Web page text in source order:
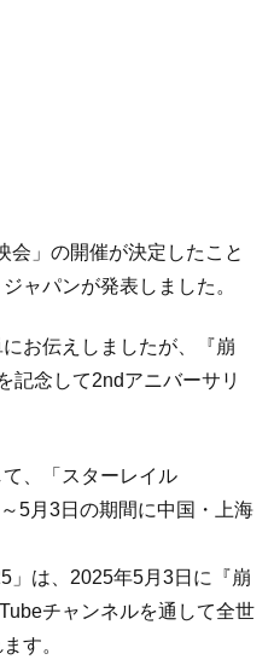
会」の開催が決定したこと
ャパンが発表しました。
お伝えしましたが、『崩
記念して2ndアニバーサリ
、「スターレイル
5月3日の期間に中国・上海
」は、2025年5月3日に『崩
チャンネルを通して全世
す。